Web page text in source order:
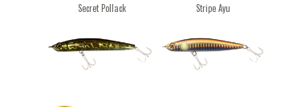
Secret Pollack
Stripe Ayu